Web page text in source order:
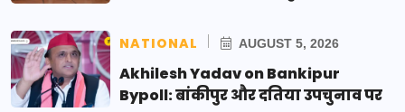
NATIONAL AUGUST 5, 2026
Akhilesh Yadav on Bankipur
Bypoll: बांकीपुर और दतिया उपचुनाव पर